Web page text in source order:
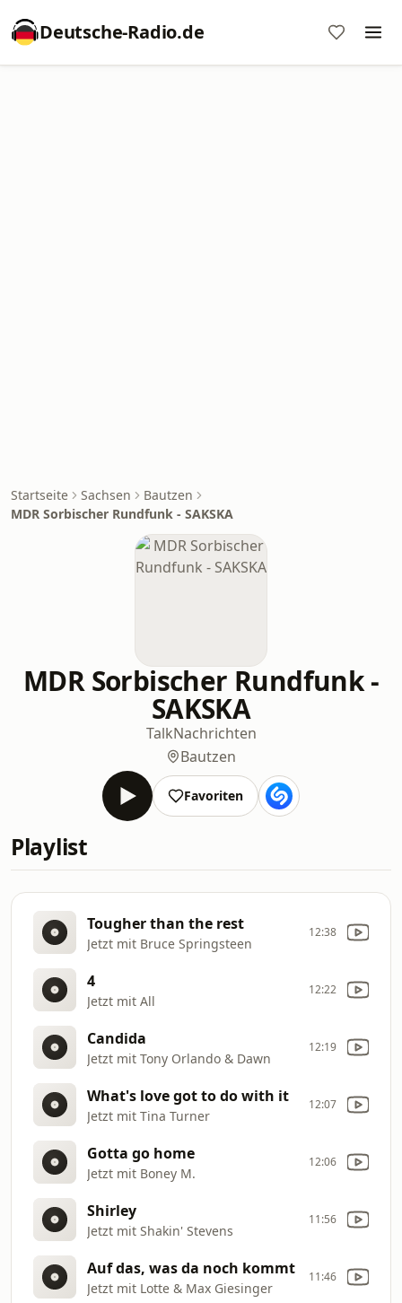
Deutsche-Radio.de
Startseite Sachsen
Bautzen
MDR Sorbischer Rundfunk - SAKSKA
MDR Sorbischer Rundfunk -
SAKSKA
TalkNachrichten
Bautzen
Favoriten
Playlist
Tougher than the rest
Jetzt mit Bruce Springsteen
12:38
4
Jetzt mit All
12:22
Candida
Jetzt mit Tony Orlando & Dawn
12:19
What's love got to do with it
Jetzt mit Tina Turner
12:07
Gotta go home
Jetzt mit Boney M.
12:06
Shirley
Jetzt mit Shakin' Stevens
11:56
Auf das, was da noch kommt
Jetzt mit Lotte & Max Giesinger
11:46